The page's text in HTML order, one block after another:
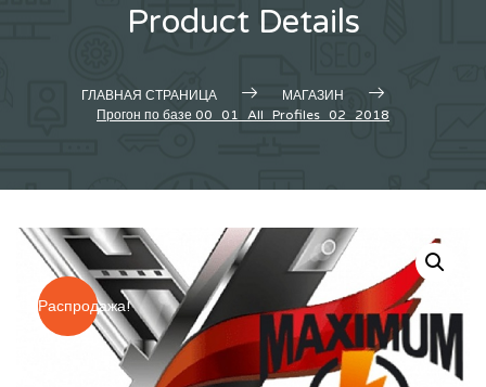
Product Details
ГЛАВНАЯ СТРАНИЦА
МАГАЗИН
Прогон по базе 00_01_All_Profiles_02_2018
Распродажа!